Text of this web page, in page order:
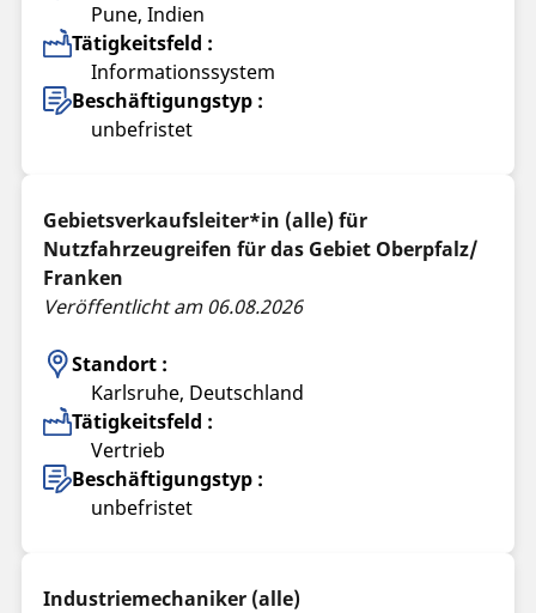
Pune, Indien
Tätigkeitsfeld :
Informationssystem
Beschäftigungstyp :
unbefristet
Gebietsverkaufsleiter*in (alle) für
Nutzfahrzeugreifen für das Gebiet Oberpfalz/
Franken
Veröffentlicht am 06.08.2026
Standort :
Karlsruhe, Deutschland
Tätigkeitsfeld :
Vertrieb
Beschäftigungstyp :
unbefristet
Industriemechaniker (alle)